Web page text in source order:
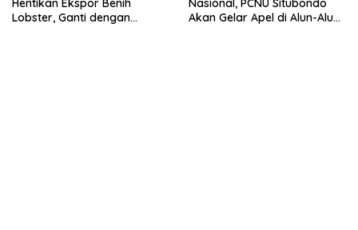
Hentikan Ekspor Benih
Lobster, Ganti dengan
Nasional, PCNU Situbondo
Akan Gelar Apel di Alun-Alun